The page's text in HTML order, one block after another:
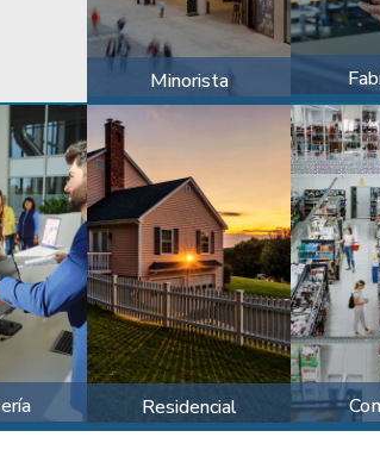
Minorista
Residencial